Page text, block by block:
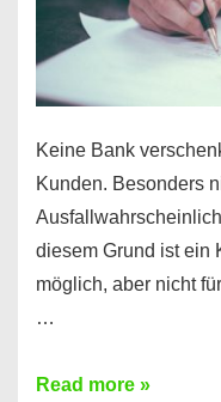
möglich!
Keine Bank
Kunden. Besonders
diesem Grund ist ein
möglich, aber nicht
…
Ist
Read more »